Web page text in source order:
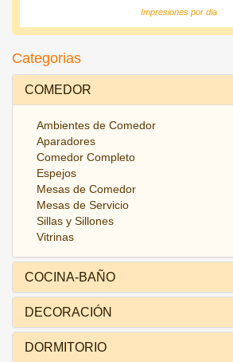
Impresiones por dia
Categorias
COMEDOR
Ambientes de Comedor
Aparadores
Comedor Completo
Espejos
Mesas de Comedor
Mesas de Servicio
Sillas y Sillones
Vitrinas
COCINA-BAÑO
DECORACIÓN
DORMITORIO